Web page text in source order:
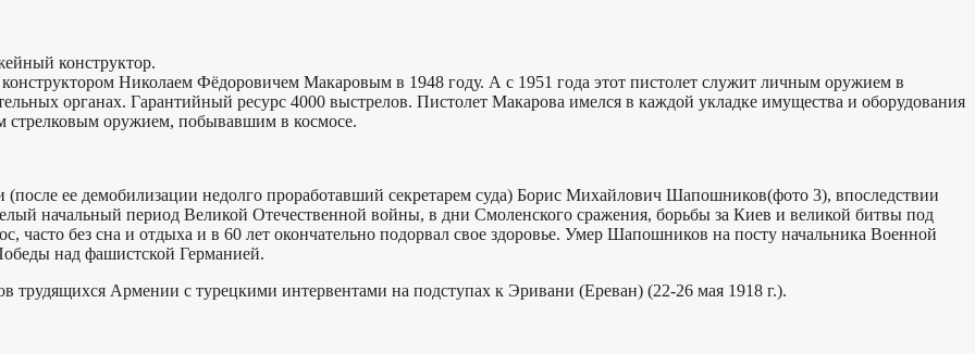
конструктор.
Николаем Фёдоровичем Макаровым в 1948 году. А с 1951 года этот пистолет служит личным оружием в
органах. Гарантийный ресурс 4000 выстрелов. Пистолет Макарова имелся в каждой укладке имущества и оборудования
стрелковым оружием, побывавшим в космосе.
ее демобилизации недолго проработавший секретарем суда) Борис Михайлович Шапошников(фото 3), впоследствии
начальный период Великой Отечественной войны, в дни Смоленского сражения, борьбы за Киев и великой битвы под
часто без сна и отдыха и в 60 лет окончательно подорвал свое здоровье. Умер Шапошников на посту начальника Военной
над фашистской Германией.
трудящихся Армении с турецкими интервентами на подступах к Эривани (Ереван) (22-26 мая 1918 г.).